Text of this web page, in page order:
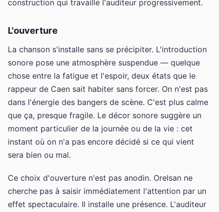
construction qui travaille l'auditeur progressivement.
L'ouverture
La chanson s'installe sans se précipiter. L'introduction
sonore pose une atmosphère suspendue — quelque
chose entre la fatigue et l'espoir, deux états que le
rappeur de Caen sait habiter sans forcer. On n'est pas
dans l'énergie des bangers de scène. C'est plus calme
que ça, presque fragile. Le décor sonore suggère un
moment particulier de la journée ou de la vie : cet
instant où on n'a pas encore décidé si ce qui vient
sera bien ou mal.
Ce choix d'ouverture n'est pas anodin. Orelsan ne
cherche pas à saisir immédiatement l'attention par un
effet spectaculaire. Il installe une présence. L'auditeur